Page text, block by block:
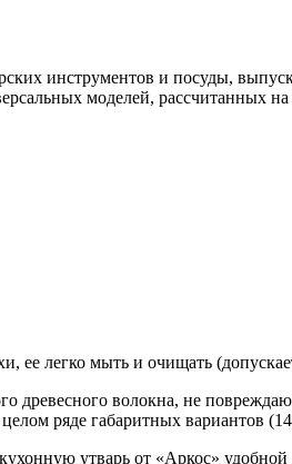
инструментов и посуды,
моделей, рассчитанных
ее легко мыть и очищать
древесного волокна, не
ряде габаритных вариантов
утварь от «Аркос»